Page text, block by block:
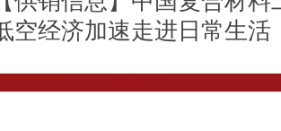
空经济加速走进日常生活